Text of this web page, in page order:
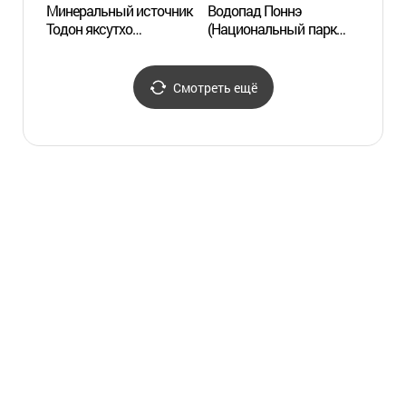
Минеральный источник
Тодон яксутхо
Водопад Поннэ
(Национальный парк
(봉래폭포 (울릉도, 독도
국가지질공원))
Смотреть ещё